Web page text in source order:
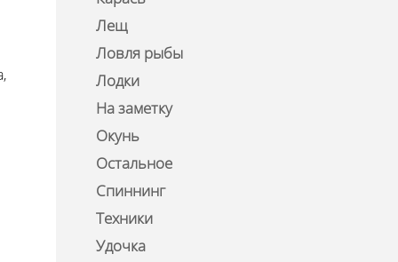
Лещ
Ловля рыбы
Лодки
На заметку
Окунь
Остальное
Спиннинг
Техники
Удочка